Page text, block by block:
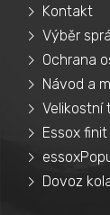
Kontakt
Výběr
Ochrana
Návod a
Velikostní
Essox
Dovoz